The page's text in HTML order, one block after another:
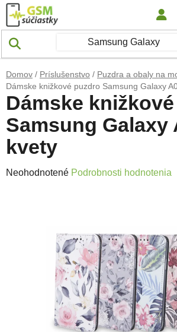
Prejsť na obsah
Domov / Príslušenstvo / Puzdra a obaly na
Dámske knižkové puzdro Samsung Galaxy
Dámske
Samsung Galaxy
kvety
Priemerné hodnotenie produktu je 0,0 z
Neohodnotené Podrobnosti hodnotenia